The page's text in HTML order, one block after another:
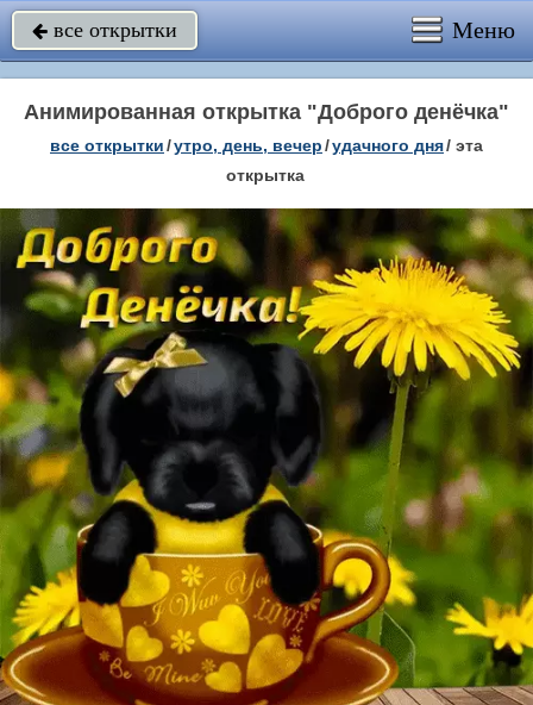
 все открытки Меню
Анимированная открытка "Доброго денёчка"
все открытки/утро, день, вечер/удачного дня/ эта
открытка